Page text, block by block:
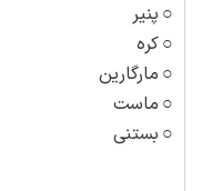
○ پنیر
○کره
○ مارگارین
○ ماست
○ بستنی